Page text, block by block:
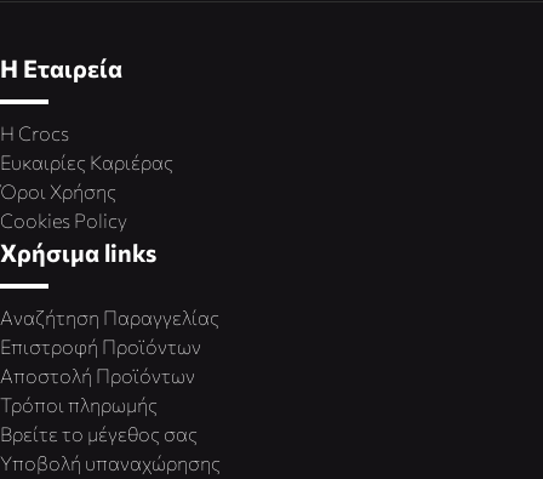
Η Εταιρεία
Η Crocs
Ευκαιρίες Καριέρας
Όροι Χρήσης
Cookies Policy
Χρήσιμα links
Αναζήτηση Παραγγελίας
Επιστροφή Προϊόντων
Αποστολή Προϊόντων
Τρόποι πληρωμής
Βρείτε το μέγεθος σας
Υποβολή υπαναχώρησης